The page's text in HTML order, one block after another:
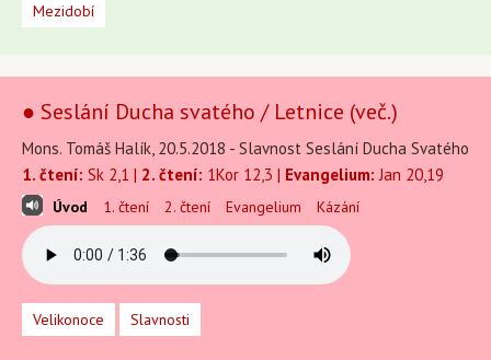
Mezidobí
● Seslání Ducha svatého / Letnice (več.)
Mons. Tomáš Halík, 20.5.2018 - Slavnost Seslání Ducha Svatého
1. čtení: Sk 2,1 | 2. čtení: 1Kor 12,3 | Evangelium: Jan 20,19
Úvod 1. čtení 2. čtení Evangelium Kázání
Velikonoce Slavnosti